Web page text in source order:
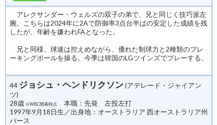
アレクサンダー・ウェルズの双子の弟で、兄と同じく技巧派左
腕。こちらは2024年に2Aで防御率3点台半ばの安定した成績を残
したが、年齢を嫌われFAとなった。
兄と同様、球速は控えめながら、優れた制球力と2種類のブレ
ーキングボールを操る。今季は韓国のLGツインズでプレーする。
44 ジョシュ・ヘンドリクソン(アデレード・ジャイアン
ツ)
28歳 ※WBC開幕時点
本職：先発 左投左打
1997年9月18日生／出身地：オーストラリア 西オーストラリア州
パース